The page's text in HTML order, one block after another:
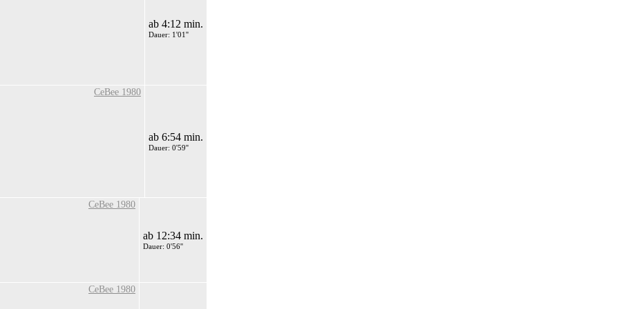
ab 4:12 min.
Dauer: 1'01''
CeBee 1980
ab 6:54 min.
Dauer: 0'59''
CeBee 1980
ab 12:34 min.
Dauer: 0'56''
CeBee 1980